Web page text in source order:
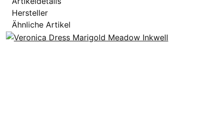
Hersteller
Ähnliche Artikel